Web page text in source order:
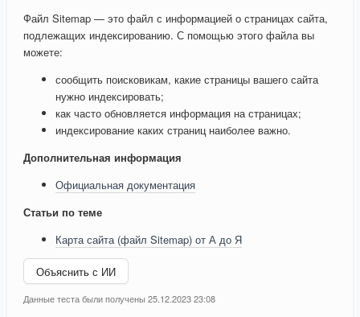
Файл Sitemap — это файл с информацией о страницах сайта,
подлежащих индексированию. С помощью этого файла вы
можете:
сообщить поисковикам, какие страницы вашего сайта
нужно индексировать;
как часто обновляется информация на страницах;
индексирование каких страниц наиболее важно.
Дополнительная информация
Официальная документация
Статьи по теме
Карта сайта (файл Sitemap) от А до Я
Объяснить с ИИ
Данные теста были получены 25.12.2023 23:08